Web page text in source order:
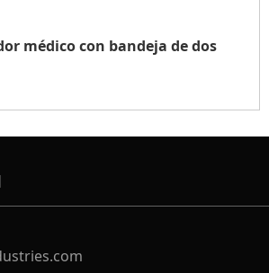
médico con bandeja de dos